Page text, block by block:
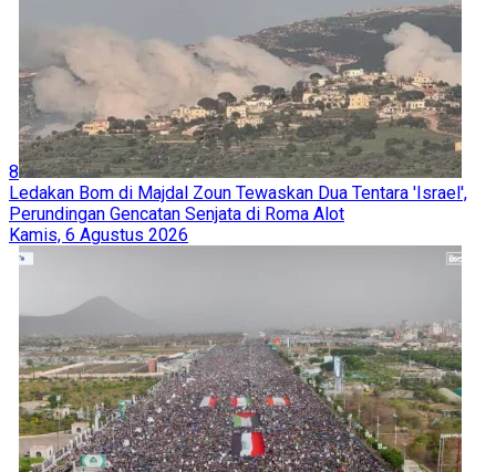
8
Ledakan Bom di Majdal Zoun Tewaskan Dua Tentara 'Israel',
Perundingan Gencatan Senjata di Roma Alot
Kamis, 6 Agustus 2026